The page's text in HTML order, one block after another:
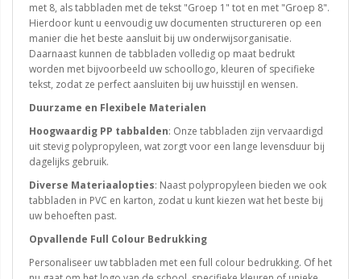
met 8, als tabbladen met de tekst "Groep 1" tot en met "Groep 8".
Hierdoor kunt u eenvoudig uw documenten structureren op een
manier die het beste aansluit bij uw onderwijsorganisatie.
Daarnaast kunnen de tabbladen volledig op maat bedrukt
worden met bijvoorbeeld uw schoollogo, kleuren of specifieke
tekst, zodat ze perfect aansluiten bij uw huisstijl en wensen.
Duurzame en Flexibele Materialen
Hoogwaardig PP tabbalden: Onze tabbladen zijn vervaardigd
uit stevig polypropyleen, wat zorgt voor een lange levensduur bij
dagelijks gebruik.
Diverse Materiaalopties: Naast polypropyleen bieden we ook
tabbladen in PVC en karton, zodat u kunt kiezen wat het beste bij
uw behoeften past.
Opvallende Full Colour Bedrukking
Personaliseer uw tabbladen met een full colour bedrukking. Of het